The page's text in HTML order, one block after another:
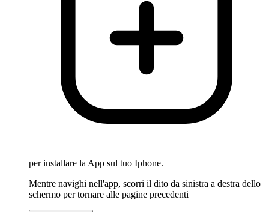
per installare la App sul tuo Iphone.
Mentre navighi nell'app, scorri il dito da sinistra a destra dello
schermo per tornare alle pagine precedenti